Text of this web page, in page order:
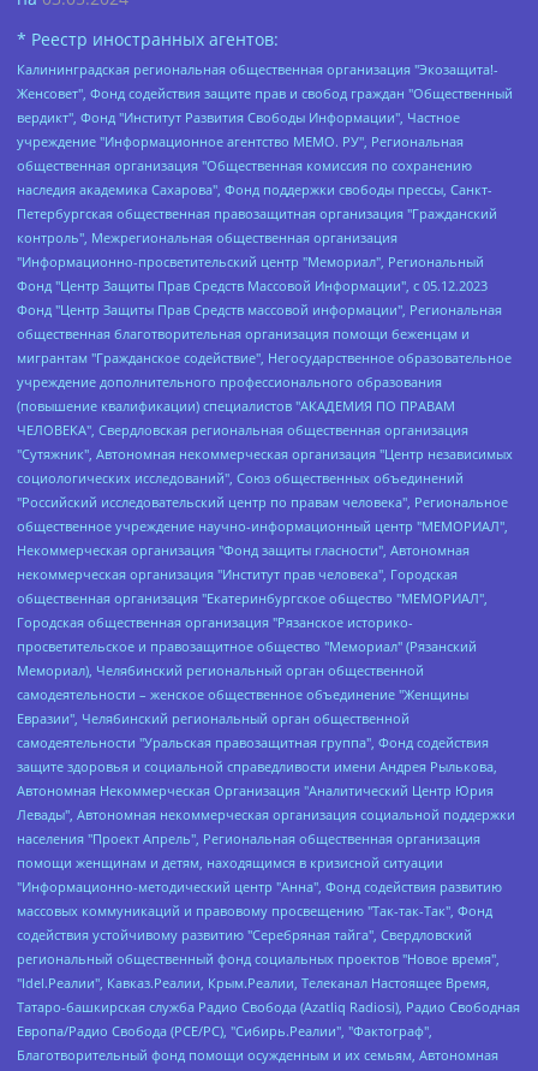
* Реестр иностранных агентов:
Калининградская региональная общественная организация "Экозащита!-Женсовет", Фонд содействия защите прав и свобод граждан "Общественный вердикт", Фонд "Институт Развития Свободы Информации", Частное учреждение "Информационное агентство МЕМО. РУ", Региональная общественная организация "Общественная комиссия по сохранению наследия академика Сахарова", Фонд поддержки свободы прессы, Санкт-Петербургская общественная правозащитная организация "Гражданский контроль", Межрегиональная общественная организация "Информационно-просветительский центр "Мемориал", Региональный Фонд "Центр Защиты Прав Средств Массовой Информации", с 05.12.2023 Фонд "Центр Защиты Прав Средств массовой информации", Региональная общественная благотворительная организация помощи беженцам и мигрантам "Гражданское содействие", Негосударственное образовательное учреждение дополнительного профессионального образования (повышение квалификации) специалистов "АКАДЕМИЯ ПО ПРАВАМ ЧЕЛОВЕКА", Свердловская региональная общественная организация "Сутяжник", Автономная некоммерческая организация "Центр независимых социологических исследований", Союз общественных объединений "Российский исследовательский центр по правам человека", Региональное общественное учреждение научно-информационный центр "МЕМОРИАЛ", Некоммерческая организация "Фонд защиты гласности", Автономная некоммерческая организация "Институт прав человека", Городская общественная организация "Екатеринбургское общество "МЕМОРИАЛ", Городская общественная организация "Рязанское историко-просветительское и правозащитное общество "Мемориал" (Рязанский Мемориал), Челябинский региональный орган общественной самодеятельности – женское общественное объединение "Женщины Евразии", Челябинский региональный орган общественной самодеятельности "Уральская правозащитная группа", Фонд содействия защите здоровья и социальной справедливости имени Андрея Рылькова, Автономная Некоммерческая Организация "Аналитический Центр Юрия Левады", Автономная некоммерческая организация социальной поддержки населения "Проект Апрель", Региональная общественная организация помощи женщинам и детям, находящимся в кризисной ситуации "Информационно-методический центр "Анна", Фонд содействия развитию массовых коммуникаций и правовому просвещению "Так-так-Так", Фонд содействия устойчивому развитию "Серебряная тайга", Свердловский региональный общественный фонд социальных проектов "Новое время", "Idel.Реалии", Кавказ.Реалии, Крым.Реалии, Телеканал Настоящее Время, Татаро-башкирская служба Радио Свобода (Azatliq Radiosi), Радио Свободная Европа/Радио Свобода (PCE/PC), "Сибирь.Реалии", "Фактограф", Благотворительный фонд помощи осужденным и их семьям, Автономная некоммерческая организация "Институт глобализации и социальных движений", Фонд "В защиту прав заключенных", Частное учреждение "Центр поддержки и содействия развитию средств массовой информации", Пензенский региональный общественный благотворительный фонд "Гражданский союз", "Север.Реалии", Некоммерческая организация Фонд "Правовая инициатива", Общество с ограниченной ответственностью "Радио Свободная Европа/Радио Свобода", Чешское информационное агентство "MEDIUM-ORIENT", Красноярская региональная общественная организация "Мы против СПИДа", Камалягин Денис Николаевич, Маркелов Сергей Евгеньевич, Пономарев Лев Александрович, Савицкая Людмила Алексеевна, Автономная некоммерческая организация "Центр по работе с проблемой насилия "НАСИЛИЮ.НЕТ", Межрегиональный профессиональный союз работников здравоохранения "Альянс врачей", Юридическое лицо, зарегистрированное в Латвийской Республике, SIA "Medusa Project" (регистрационный номер 40103797863, дата регистрации 10.06.2014), Некоммерческая организация "Фонд по борьбе с коррупцией", Автономная некоммерческая организация "Институт права и публичной политики", Баданин Роман Сергеевич, Гликин Максим Александрович, Железнова Мария Михайловна, Лукьянова Юлия Сергеевна, Маетная Елизавета Витальевна, Маняхин Петр Борисович, Чуракова Ольга Владимировна, Ярош Юлия Петровна, Юридическое лицо "The Insider SIA", зарегистрированное в Риге, Латвийская Республика (дата регистрации 26.06.2015), являющееся администратором доменного имени интернет-издания "The Insider SIA", https://theins.ru, Постернак Алексей Евгеньевич, Рубин Михаил Аркадьевич, Анин Роман Александрович, Юридическое лицо Istories fonds, зарегистрированное в Латвийской Республике (регистрационный номер 50008295751, дата регистрации 24.02.2020), Великовский Дмитрий Александрович, Долинина Ирина Николаевна, Мароховская Алеся Алексеевна, Шлейнов Роман Юрьевич, Шмагун Олеся Валентиновна, Общество с ограниченной ответственностью "Альтаир 2021", Общество с ограниченной ответственностью "Вега 2021", Общество с ограниченной ответственностью "Главный редактор 2021", Общество с ограниченной ответственностью "Ромашки монолит", Важенков Артем Валерьевич, Ивановская областная общественная организация "Центр гендерных исследований", Гурман Юрий Альбертович, Медиапроект "ОВД-Инфо", Егоров Владимир Владимирович, Жилинский Владимир Александрович, Общество с ограниченной ответственностью "ЗП", Иванова София Юрьевна, Карезина Инна Павловна, Кильтау Екатерина Викторовна, Петров Алексей Викторович, Пискунов Сергей Евгеньевич, Смирнов Сергей Сергеевич, Тихонов Михаил Сергеевич, Общество с ограниченной ответственностью "ЖУРНАЛИСТ-ИНОСТРАННЫЙ АГЕНТ", Арапова Галина Юрьевна, Вольтская Татьяна Анатольевна, Американская компания "Mason G.E.S. Anonymous Foundation" (США), являющаяся владельцем интернет-издания https://mnews.world/, Компания "Stichting Bellingcat", зарегистрированная в Нидерландах (дата регистрации 11.07.2018), Захаров Андрей Вячеславович, Клепиковская Екатерина Дмитриевна, Общество с ограниченной ответственностью "МЕМО", Перл Роман Александрович, Симонов Евгений Алексеевич, Соловьева Елена Анатольевна, Сотников Даниил Владимирович, Сурначева Елизавета Дмитриевна, Автономная некоммерческая организация по защите прав человека и информированию населения "Якутия – Наше Мнение", Общество с ограниченной ответственностью "Москоу диджитал медиа", с 26.01.2023 Общество с ограниченной ответственностью "Чайка Белые сады", Ветошкина Валерия Валерьевна, Заговора Максим Александрович, Межрегиональное общественное движение "Российская ЛГБТ - сеть", Оленичев Максим Владимирович, Павлов Иван Юрьевич, Скворцова Елена Сергеевна, Общество с ограниченной ответственностью "Как бы инагент", Кочетков Игорь Викторович, Общество с ограниченной ответственностью "Честные выборы", Еланчик Олег Александрович, Общество с ограниченной ответственностью "Нобелевский призыв", Гималова Регина Эмилевна, Григорьев Андрей Валерьевич, Григорьева Алина Александровна, Ассоциация по содействию защите прав призывников, альтернативнослужащих и военнослужащих "Правозащитная группа "Гражданин.Армия.Право", Хисамова Регина Фаритовна, Автономная некоммерческая организация по реализации социально-правовых программ "Лилит", Дальневосточное общественное движение "Маяк", Санкт-Петербургская ЛГБТ-инициативная группа "Выход", Инициативная группа ЛГБТ+ "Реверс", Алексеев Андрей Викторович, Бекбулатова Таисия Львовна, Беляев Иван Михайлович, Владыкина Елена Сергеевна, Гельман Марат Александрович, Никульшина Вероника Юрьевна, Толоконникова Надежда Андреевна, Шендерович Виктор Анатольевич, Общество с ограниченной ответственностью "Данное сообщение", Общество с ограниченной ответственностью Издательский дом "Новая глава", Айнбиндер Александра Александровна, Московский комьюнити-центр для ЛГБТ+инициатив, Благотворительный фонд развития филантропии, Deutsche Welle (Германия, Kurt-Schumacher-Strasse 3, 53113 Bonn), Борзунова Мария Михайловна, Воробьев Виктор Викторович, Голубева Анна Львовна, Константинова Алла Михайловна, Малкова Ирина Владимировна, Мурадов Мурад Абдулгалимович, Осетинская Елизавета Николаевна, Понасенков Евгений Николаевич, Ганапольский Матвей Юрьевич, Киселев Евгений Алексеевич, Борухович Ирина Григорьевна, Дремин Иван Тимофеевич, Дубровский Дмитрий Викторович, Красноярская региональная общественная организация поддержки и развития альтернативных образовательных технологий и межкультурных коммуникаций "ИНТЕРРА", Маяковская Екатерина Алексеевна, Фейгин Марк Захарович, Филимонов Андрей Викторович, Дзугкоева Регина Николаевна, Доброхотов Роман Александрович, Дудь Юрий Александрович, Елкин Сергей Владимирович, Кругликов Кирилл Игоревич, Сабунаева Мария Леонидовна, Семенов Алексей Владимирович, Шаинян Карен Багратович, Шульман Екатерина Михайловна, Асафьев Артур Валерьевич, Вахштайн Виктор Семенович, Венедиктов Алексей Алексеевич, Лушникова Екатерина Евгеньевна, Волков Леонид Михайлович, Невзоров Александр Глебович, Пархоменко Сергей Борисович, Сироткин Ярослав Николаевич, Кара-Мурза Владимир Владимирович, Баранова Наталья Владимировна, Гозман Леонид Яковлевич, Кагарлицкий Борис Юльевич, Климарев Михаил Валерьевич, Милов Владимир Станиславович, Автономная некоммерческая организация Краснодарский центр современного искусства "Типография", Моргенштерн Алишер Тагирович, Соболь Любовь Эдуардовна, Общество с ограниченной ответственностью "ЛИЗА НОРМ", Каспаров Гарри Кимович, Ходорковский Михаил Борисович, Общество с ограниченной ответственностью "Апрельские тезисы", Данилович Ирина Брониславовна, Кашин Олег Владимирович, Петров Николай Владимирович, Пивоваров Алексей Владимирович, Соколов Михаил Владимирович, Цветкова Юлия Владимировна, Чичваркин Евгений Александрович, Комитет против пыток/Команда против пыток, Общество с ограниченной ответственностью "Первый научный", Общество с ограниченной ответственностью "Вертолет и ко", Белоцерковская Вероника Борисовна, Кац Максим Евгеньевич, Лазарева Татьяна Юрьевна, Шаведдинов Руслан Табризович, Яшин Илья Валерьевич, Общество с ограниченной ответственностью "Иноагент ААВ", Алешковский Дмитрий Петрович, Альбац Евгения Марковна, Быков Дмитрий Львович, Галямина Юлия Евгеньевна, Лойко Сергей Леонидович, Мартынов Кирилл Константинович, Медведев Сергей Александрович, Крашенинников Федор Геннадиевич, Гордеева Катерина Вл